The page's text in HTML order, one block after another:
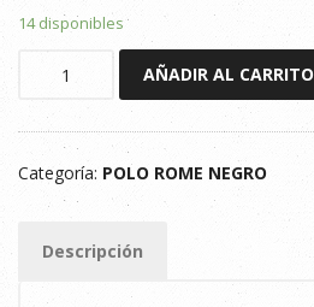
14 disponibles
ROME
PIQUET
AZUL
NEGRO
cantidad
AÑADIR AL CARRITO
Categoría: POLO ROME NEGRO
Descripción